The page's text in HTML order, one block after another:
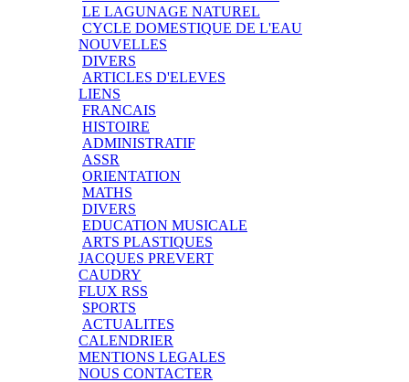
LE LAGUNAGE NATUREL
CYCLE DOMESTIQUE DE L'EAU
NOUVELLES
DIVERS
ARTICLES D'ELEVES
LIENS
FRANCAIS
HISTOIRE
ADMINISTRATIF
ASSR
ORIENTATION
MATHS
DIVERS
EDUCATION MUSICALE
ARTS PLASTIQUES
JACQUES PREVERT
CAUDRY
FLUX RSS
SPORTS
ACTUALITES
CALENDRIER
MENTIONS LEGALES
NOUS CONTACTER